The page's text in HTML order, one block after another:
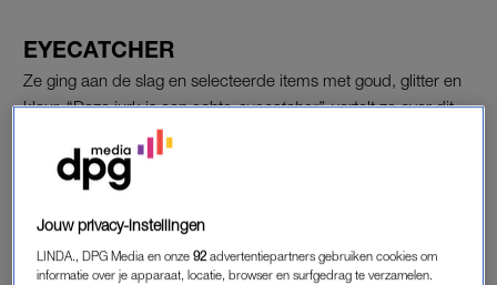
EYECATCHER
Ze ging aan de slag en selecteerde items met goud, glitter en
kleur. “Deze jurk is een echteeyecatcher”, vertelt ze over dit
prachtige groene exemplaar
Jouw privacy-instellingen
LINDA., DPG Media en onze92 advertentiepartners gebruiken cookies om
informatie over je apparaat, locatie, browser en surfgedrag te verzamelen.